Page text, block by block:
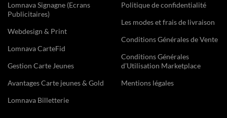
Lomnava Signagne (Ecrans
Publicitaires)
Webdesign & Print
Lomnava CarteFid
Gestion Carte Jeunes
Avantages Carte jeunes & Gold
Lomnava Billetterie
Politique de confidentialité
Les modes et frais de livraison
Conditions Générales de Vente
Conditions Générales
d’Utilisation Marketplace
Mentions légales